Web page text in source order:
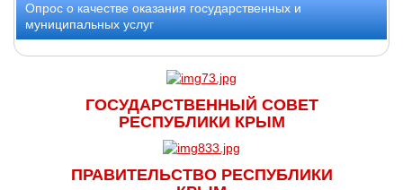
Опрос о качестве оказания государственных и
муниципальных услуг
ГОСУДАРСТВЕННЫЙ СОВЕТ
РЕСПУБЛИКИ КРЫМ
ПРАВИТЕЛЬСТВО РЕСПУБЛИКИ